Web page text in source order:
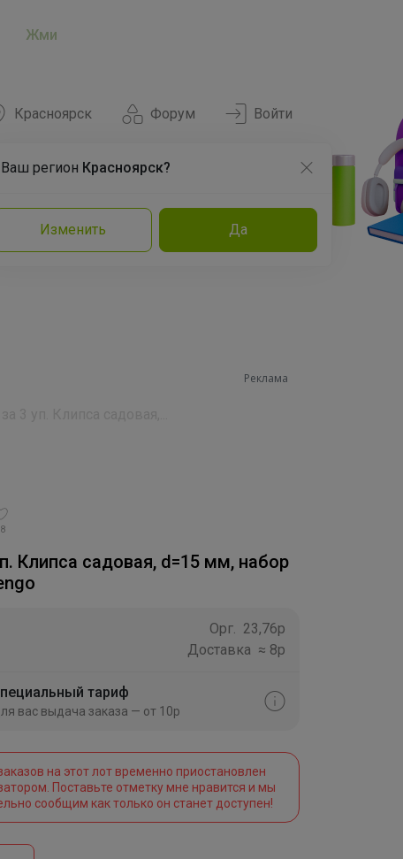
Жми
Форум
Красноярск
Ваш регион Красноярск?
Изменить Да
Войти
Команда Эксперты
Реклама
Клипса садовая, d=15 мм, набор
Орг. 23,76р
Доставка ≈ 8р
тариф
вас выдача заказа — от 10р
на этот лот временно приостановлен
Поставьте отметку мне нравится и мы
сообщим как только он станет доступен!